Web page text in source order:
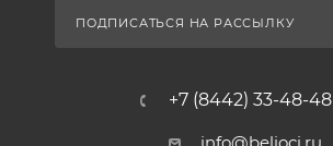
ПОДПИСАТЬСЯ НА РАССЫЛКУ
+7 (8442) 33-48-48